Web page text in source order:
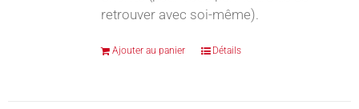
retrouver avec soi-même).
Ajouter au panier Détails